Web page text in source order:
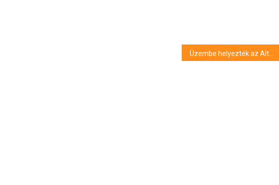
Üzembe helyezték az Alteo új villamosenergia-tárolóját Győrben